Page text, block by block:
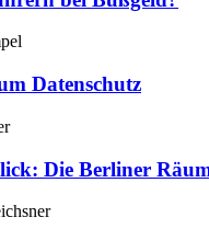
Datenschutz
Die Berliner